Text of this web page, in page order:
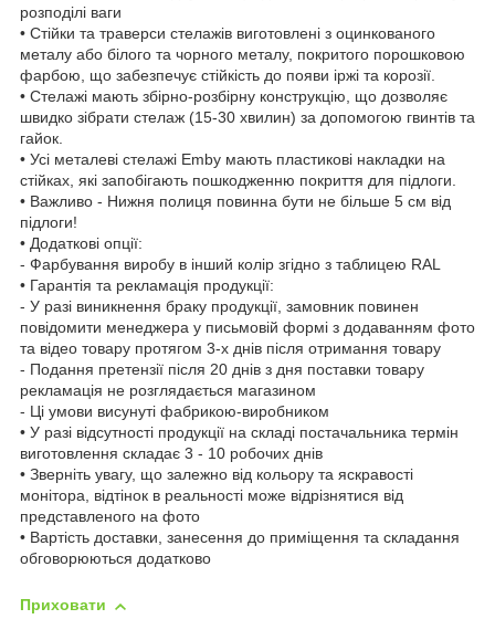
розподілі ваги
• Стійки та траверси стелажів виготовлені з оцинкованого
металу або білого та чорного металу, покритого порошковою
фарбою, що забезпечує стійкість до появи іржі та корозії.
• Стелажі мають збірно-розбірну конструкцію, що дозволяє
швидко зібрати стелаж (15-30 хвилин) за допомогою гвинтів та
гайок.
• Усі металеві стелажі Emby мають пластикові накладки на
стійках, які запобігають пошкодженню покриття для підлоги.
• Важливо - Нижня полиця повинна бути не більше 5 см від
підлоги!
• Додаткові опції:
- Фарбування виробу в інший колір згідно з таблицею RAL
• Гарантія та рекламація продукції:
- У разі виникнення браку продукції, замовник повинен
повідомити менеджера у письмовій формі з додаванням фото
та відео товару протягом 3-х днів після отримання товару
- Подання претензії після 20 днів з дня поставки товару
рекламація не розглядається магазином
- Ці умови висунуті фабрикою-виробником
• У разі відсутності продукції на складі постачальника термін
виготовлення складає 3 - 10 робочих днів
• Зверніть увагу, що залежно від кольору та яскравості
монітора, відтінок в реальності може відрізнятися від
представленого на фото
• Вартість доставки, занесення до приміщення та складання
обговорюються додатково
Приховати